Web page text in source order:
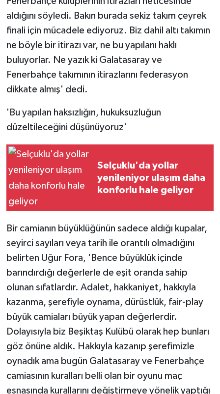
aldığını söyledi. Bakın burada sekiz takım çeyrek
finali için mücadele ediyoruz. Biz dahil altı takımın
ne böyle bir itirazı var, ne bu yapılanı haklı
buluyorlar. Ne yazık ki Galatasaray ve
Fenerbahçe takımının itirazlarını federasyon
dikkate almış' dedi.
'Bu yapılan haksızlığın, hukuksuzluğun
düzeltileceğini düşünüyoruz'
Selçuklu'da yollar
yenileniyor ulaşım daha
konforlu hale geliyor
Bir camianın büyüklüğünün sadece aldığı kupalar,
seyirci sayıları veya tarih ile orantılı olmadığını
belirten Uğur Fora, 'Bence büyüklük içinde
barındırdığı değerlerle de eşit oranda sahip
olunan sıfatlardır. Adalet, hakkaniyet, hakkıyla
kazanma, şerefiyle oynama, dürüstlük, fair-play
büyük camiaları büyük yapan değerlerdir.
Dolayısıyla biz Beşiktaş Kulübü olarak hep bunları
göz önüne aldık. Hakkıyla kazanıp şerefimizle
oynadık ama bugün Galatasaray ve Fenerbahçe
camiasının kuralları belli olan bir oyunu maç
esnasında kurallarını değiştirmeye yönelik yaptığı